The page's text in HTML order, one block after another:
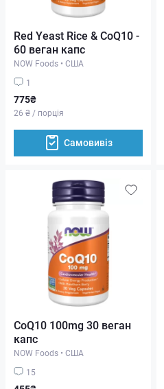
Red Yeast Rice & CoQ10 -
60 веган капс
NOW Foods • США
1
775₴
26 ₴ / порція
Самовивіз
CoQ10 100mg 30 веган
капс
NOW Foods • США
15